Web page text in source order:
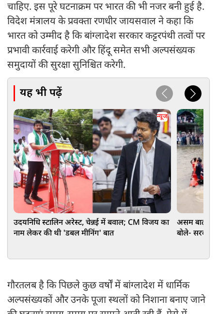
चाहिए. इस पूरे घटनाक्रम पर भारत की भी नजर बनी हुई है.
विदेश मंत्रालय के प्रवक्ता रणधीर जायसवाल ने कहा कि
भारत को उम्मीद है कि बांग्लादेश सरकार कट्टरपंथी तत्वों पर
प्रभावी कार्रवाई करेगी और हिंदू समेत सभी अल्पसंख्यक
समुदायों की सुरक्षा सुनिश्चित करेगी.
यह भी पढ़ें
न्यूज
उदयनिधि स्टालिन अरेस्ट, चेन्नई में बवाल; CM विजय का
नाम लेकर की थी 'डबल मीनिंग' बात
असम बाढ़:
बोले-
गौरतलब है कि पिछले कुछ वर्षों में बांग्लादेश में धार्मिक
अल्पसंख्यकों और उनके पूजा स्थलों को निशाना बनाए जाने